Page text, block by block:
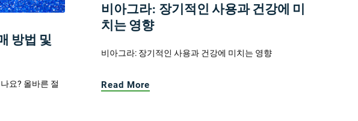
방법 및
요? 올바른 절
비아그라: 장기적인 사용과 건강에 미
치는 영향
비아그라: 장기적인 사용과 건강에 미치는 영향
Read More